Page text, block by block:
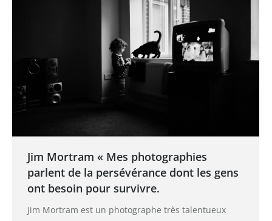
Jim Mortram « Mes photographies
parlent de la persévérance dont les gens
ont besoin pour survivre.
Jim Mortram est un photographe très talentueux